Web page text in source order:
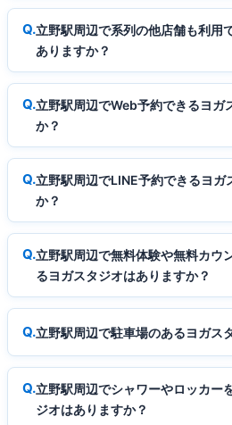
立野駅周辺で系列の他店舗も利用
ありますか？
立野駅周辺でWeb予約できるヨガ
か？
立野駅周辺でLINE予約できるヨガ
か？
立野駅周辺で無料体験や無料カウ
るヨガスタジオはありますか？
立野駅周辺で駐車場のあるヨガス
立野駅周辺でシャワーやロッカー
ジオはありますか？